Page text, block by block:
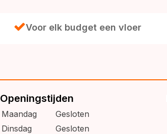
Voor elk budget een vloer
Openingstijden
Maandag
Gesloten
Dinsdag
Gesloten